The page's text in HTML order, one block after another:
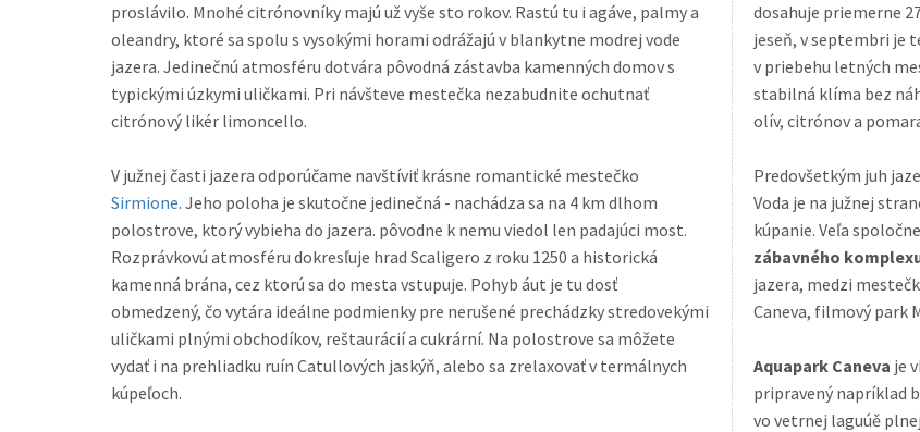
proslávilo. Mnohé citrónovníky majú už vyše sto rokov. Rastú tu i agáve, palmy a
oleandry, ktoré sa spolu s vysokými horami odrážajú v blankytne modrej vode
jazera. Jedinečnú atmosféru dotvára pôvodná zástavba kamenných domov s
typickými úzkymi uličkami. Pri návšteve mestečka nezabudnite ochutnať
citrónový likér limoncello.
V južnej časti jazera odporúčame navštíviť krásne romantické mestečko
Sirmione. Jeho poloha je skutočne jedinečná - nachádza sa na 4 km dlhom
polostrove, ktorý vybieha do jazera. pôvodne k nemu viedol len padajúci most.
Rozprávkovú atmosféru dokresľuje hrad Scaligero z roku 1250 a historická
kamenná brána, cez ktorú sa do mesta vstupuje. Pohyb áut je tu dosť
obmedzený, čo vytára ideálne podmienky pre nerušené prechádzky stredovekými
uličkami plnými obchodíkov, reštaurácií a cukrární. Na polostrove sa môžete
vydať i na prehliadku ruín Catullových jaskýň, alebo sa zrelaxovať v termálnych
kúpeľoch.
dosahuje priemerne
jeseň, v septembri je
v priebehu letných
stabilná klíma bez náhlych zmien poskytuje ideálne podmienky
olív, citrónov a
Predovšetkým juh
Voda je na južnej
kúpanie. Veľa
zábavného
jazera, medzi
Caneva, filmový park
Aquapark Caneva je
pripravený napríklad
vo vetrnej laguúě plnej prekvapení Windy Lagoon. Skúškou odvahy i pre